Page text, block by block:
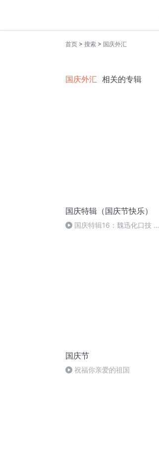
首页 > 搜索 > 国庆外汇
国庆外汇 相关的专辑
国庆特辑（国庆节快乐）
国庆特辑16：魏迅化口技 二
国庆节
祝福你亲爱的祖国